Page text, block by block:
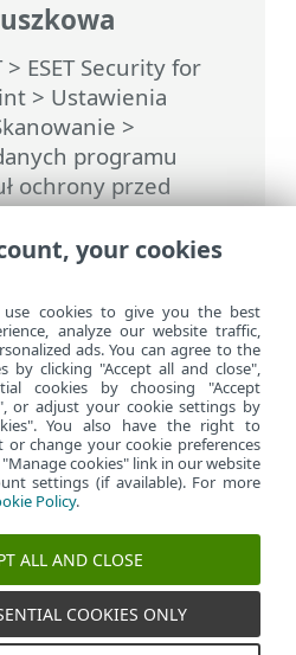
> ESET Security for
> Ustawienia
>
programu
ochrony przed
i
szpiegowskim
dla
your cookies
cookies to give you the best
analyze our website traffic,
ads. You can agree to the
by clicking "Accept all and close",
cookies by choosing "Accept
or adjust your cookie settings by
You also have the right to
change your cookie preferences
cookies" link in our website
settings (if available). For more
Policy.
ALL AND CLOSE
COOKIES ONLY